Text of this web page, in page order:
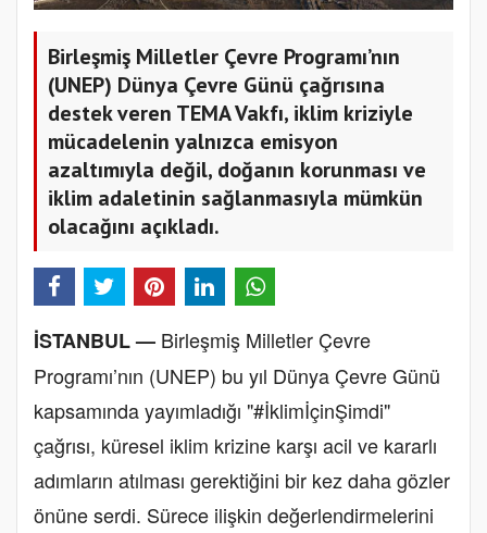
Birleşmiş Milletler Çevre Programı’nın
(UNEP) Dünya Çevre Günü çağrısına
destek veren TEMA Vakfı, iklim kriziyle
mücadelenin yalnızca emisyon
azaltımıyla değil, doğanın korunması ve
iklim adaletinin sağlanmasıyla mümkün
olacağını açıkladı.
İSTANBUL — Birleşmiş Milletler Çevre
Programı’nın (UNEP) bu yıl Dünya Çevre Günü
kapsamında yayımladığı "#İklimİçinŞimdi"
çağrısı, küresel iklim krizine karşı acil ve kararlı
adımların atılması gerektiğini bir kez daha gözler
önüne serdi. Sürece ilişkin değerlendirmelerini